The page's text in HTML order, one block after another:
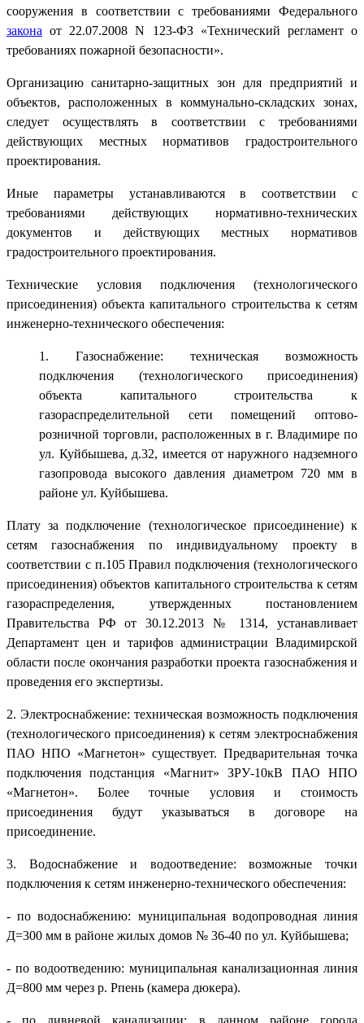
сооружения в соответствии с требованиями Федерального
закона от 22.07.2008 N 123-ФЗ «Технический регламент о
требованиях пожарной безопасности».
Организацию санитарно-защитных зон для предприятий и
объектов, расположенных в коммунально-складских зонах,
следует осуществлять в соответствии с требованиями
действующих местных нормативов градостроительного
проектирования.
Иные параметры устанавливаются в соответствии с
требованиями действующих нормативно-технических
документов и действующих местных нормативов
градостроительного проектирования.
Технические условия подключения (технологического
присоединения) объекта капитального строительства к сетям
инженерно-технического обеспечения:
1. Газоснабжение: техническая возможность
подключения (технологического присоединения)
объекта капитального строительства к
газораспределительной сети помещений оптово-
розничной торговли, расположенных в г. Владимире по
ул. Куйбышева, д.32, имеется от наружного надземного
газопровода высокого давления диаметром 720 мм в
районе ул. Куйбышева.
Плату за подключение (технологическое присоединение) к
сетям газоснабжения по индивидуальному проекту в
соответствии с п.105 Правил подключения (технологического
присоединения) объектов капитального строительства к сетям
газораспределения, утвержденных постановлением
Правительства РФ от 30.12.2013 № 1314, устанавливает
Департамент цен и тарифов администрации Владимирской
области после окончания разработки проекта газоснабжения и
проведения его экспертизы.
2. Электроснабжение: техническая возможность подключения
(технологического присоединения) к сетям электроснабжения
ПАО НПО «Магнетон» существует. Предварительная точка
подключения подстанция «Магнит» ЗРУ-10кВ ПАО НПО
«Магнетон». Более точные условия и стоимость
присоединения будут указываться в договоре на
присоединение.
3. Водоснабжение и водоотведение: возможные точки
подключения к сетям инженерно-технического обеспечения:
- по водоснабжению: муниципальная водопроводная линия
Д=300 мм в районе жилых домов № 36-40 по ул. Куйбышева;
- по водоотведению: муниципальная канализационная линия
Д=800 мм через р. Рпень (камера дюкера).
- по ливневой канализации: в данном районе города